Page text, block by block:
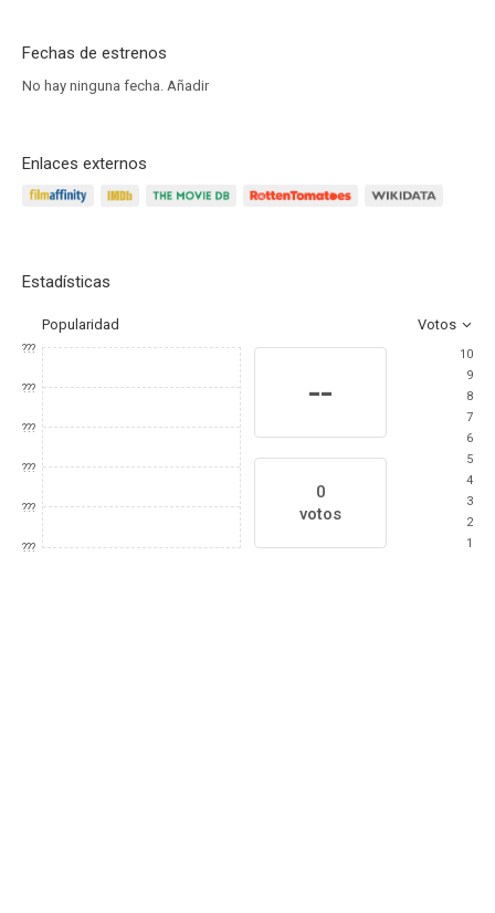
Fechas de estrenos
No hay ninguna fecha. Añadir
Enlaces externos
Estadísticas
Popularidad Votos
???
???
???
???
???
???
--
0
votos
10
9
8
7
6
5
4
3
2
1